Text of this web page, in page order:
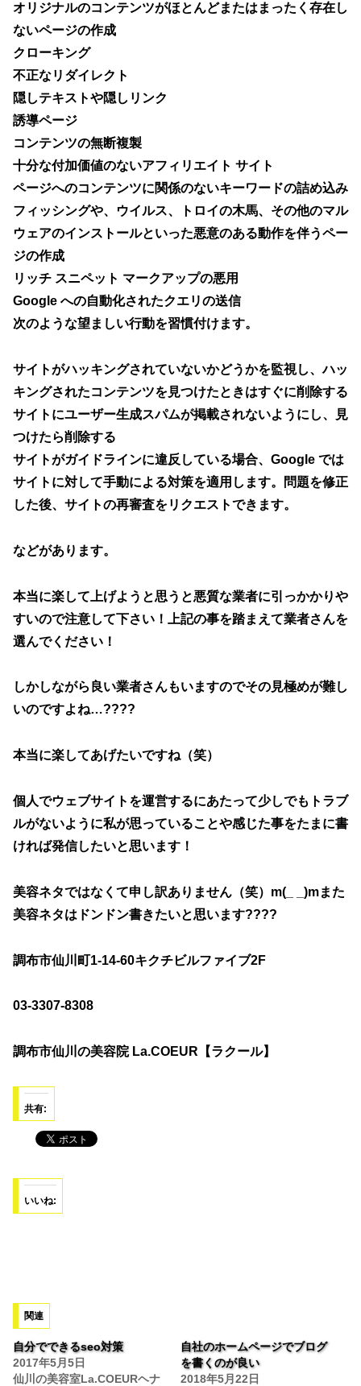
オリジナルのコンテンツがほとんどまたはまったく存在し
ないページの作成
クローキング
不正なリダイレクト
隠しテキストや隠しリンク
誘導ページ
コンテンツの無断複製
十分な付加価値のないアフィリエイト サイト
ページへのコンテンツに関係のないキーワードの詰め込み
フィッシングや、ウイルス、トロイの木馬、その他のマル
ウェアのインストールといった悪意のある動作を伴うペー
ジの作成
リッチ スニペット マークアップの悪用
Google への自動化されたクエリの送信
次のような望ましい行動を習慣付けます。
サイトがハッキングされていないかどうかを監視し、ハッ
キングされたコンテンツを見つけたときはすぐに削除する
サイトにユーザー生成スパムが掲載されないようにし、見
つけたら削除する
サイトがガイドラインに違反している場合、Google では
サイトに対して手動による対策を適用します。問題を修正
した後、サイトの再審査をリクエストできます。
などがあります。
本当に楽して上げようと思うと悪質な業者に引っかかりや
すいので注意して下さい！上記の事を踏まえて業者さんを
選んでください！
しかしながら良い業者さんもいますのでその見極めが難し
いのですよね…????
本当に楽してあげたいですね（笑）
個人でウェブサイトを運営するにあたって少しでもトラブ
ルがないように私が思っていることや感じた事をたまに書
ければ発信したいと思います！
美容ネタではなくて申し訳ありません（笑）m(_ _)mまた
美容ネタはドンドン書きたいと思います????
調布市仙川町1-14-60キクチビルファイブ2F
03-3307-8308
調布市仙川の美容院 La.COEUR【ラクール】
共有:
いいね:
関連
自分でできるseo対策
2017年5月5日
仙川の美容室La.COEURヘナ
自社のホームページでブログ
を書くのが良い
2018年5月22日